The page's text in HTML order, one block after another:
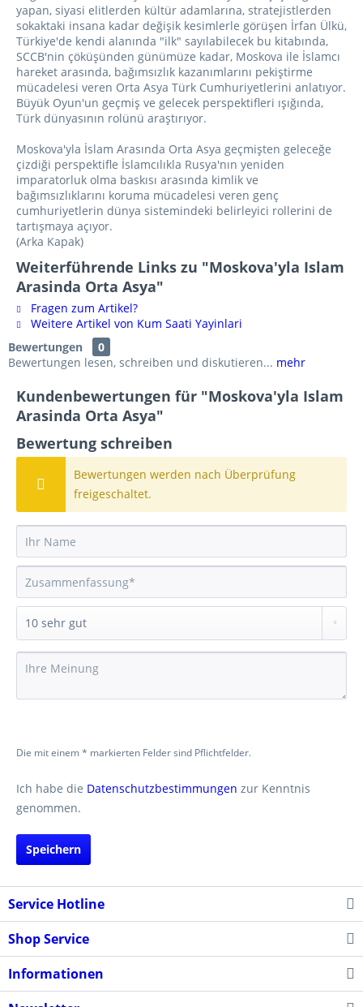
yapan, siyasi elitlerden kültür adamlarına, stratejistlerden
sokaktaki insana kadar değişik kesimlerle görüşen İrfan Ülkü,
Türkiye'de kendi alanında "ilk" sayılabilecek bu kitabında,
SCCB'nin çöküşünden günümüze kadar, Moskova ile İslamcı
hareket arasında, bağımsızlık kazanımlarını pekiştirme
mücadelesi veren Orta Asya Türk Cumhuriyetlerini anlatıyor.
Büyük Oyun'un geçmiş ve gelecek perspektifleri ışığında,
Türk dünyasının rolünü araştırıyor.
Moskova'yla İslam Arasında Orta Asya geçmişten geleceğe
çizdiği perspektifle İslamcılıkla Rusya'nın yeniden
imparatorluk olma baskısı arasında kimlik ve
bağımsızlıklarını koruma mücadelesi veren genç
cumhuriyetlerin dünya sistemindeki belirleyici rollerini de
tartışmaya açıyor.
(Arka Kapak)
Weiterführende Links zu "Moskova'yla Islam
Arasinda Orta Asya"
Fragen zum Artikel?
Weitere Artikel von Kum Saati Yayinlari
Bewertungen
0
Bewertungen lesen, schreiben und diskutieren... mehr
Kundenbewertungen für "Moskova'yla Islam
Arasinda Orta Asya"
Bewertung schreiben
Bewertungen werden nach Überprüfung
freigeschaltet.
Die mit einem * markierten Felder sind Pflichtfelder.
Ich habe die Datenschutzbestimmungen zur Kenntnis
genommen.
Speichern
Service Hotline
Shop Service
Informationen